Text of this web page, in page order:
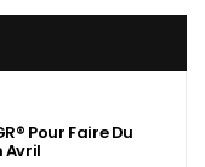
Pour Faire Du
Avril